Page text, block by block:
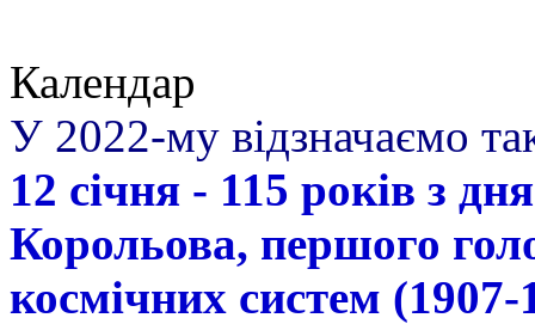
Календар
У 2022-му відзначаємо
12 січня - 115 років з
Корольова, першого
космічних систем (1907-